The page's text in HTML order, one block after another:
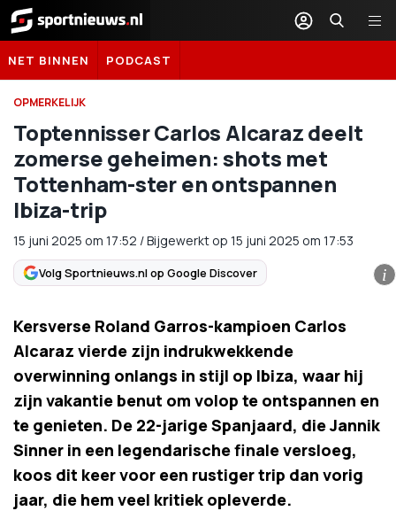
Sportnieuws.nl
NET BINNEN PODCAST
OPMERKELIJK
Toptennisser Carlos Alcaraz deelt
zomerse geheimen: shots met
Tottenham-ster en ontspannen
Ibiza-trip
15 juni 2025 om 17:52 /Bijgewerkt op 15 juni 2025 om 17:53
Volg Sportnieuws.nl op Google Discover i
Kersverse Roland Garros-kampioen Carlos
Alcaraz vierde zijn indrukwekkende
overwinning onlangs in stijl op Ibiza, waar hij
zijn vakantie benut om volop te ontspannen en
te genieten. De 22-jarige Spanjaard, die Jannik
Sinner in een legendarische finale versloeg,
koos dit keer voor een rustiger trip dan vorig
jaar, die hem veel kritiek opleverde.